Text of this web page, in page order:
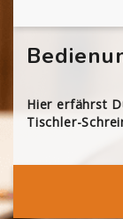
Hier erfährst
Tischler-